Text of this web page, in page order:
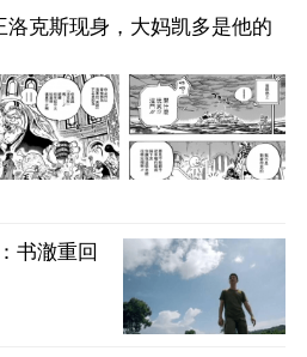
克斯现身，大妈凯多是他的
书澈重回